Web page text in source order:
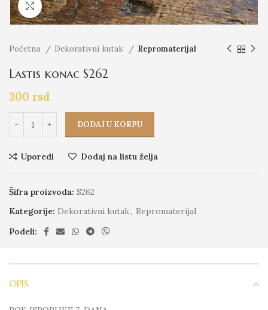
Click to enlarge
Početna Dekorativni kutak Repromaterijal
Lastis konac S262
300 rsd
DODAJ U KORPU
Uporedi Dodaj na listu želja
Šifra proizvoda: S262
Kategorije: Dekorativni kutak, Repromaterijal
Podeli:
OPIS